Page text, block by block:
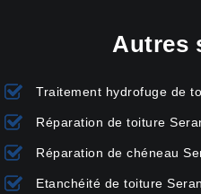
Autres
Traitement hydrofuge de
Réparation de toiture
Réparation de chéneau
Etanchéité de toiture